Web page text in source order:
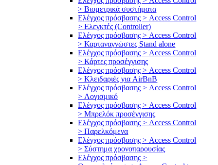
> Βιομετρικά συστήματα
Ελέγχος πρόσβασης > Access Control
> Ελεγκτές (Controller)
Ελέγχος πρόσβασης > Access Control
> Καρταναγνώστες Stand alone
Ελέγχος πρόσβασης > Access Control
> Κάρτες προσέγγισης
Ελέγχος πρόσβασης > Access Control
> Κλειδαριές για AirBnB
Ελέγχος πρόσβασης > Access Control
> Λογισμικό
Ελέγχος πρόσβασης > Access Control
> Μπρελόκ προσέγγισης
Ελέγχος πρόσβασης > Access Control
> Παρελκόμενα
Ελέγχος πρόσβασης > Access Control
> Σύστημα χρονοπαρουσίας
Ελέγχος πρόσβασης >